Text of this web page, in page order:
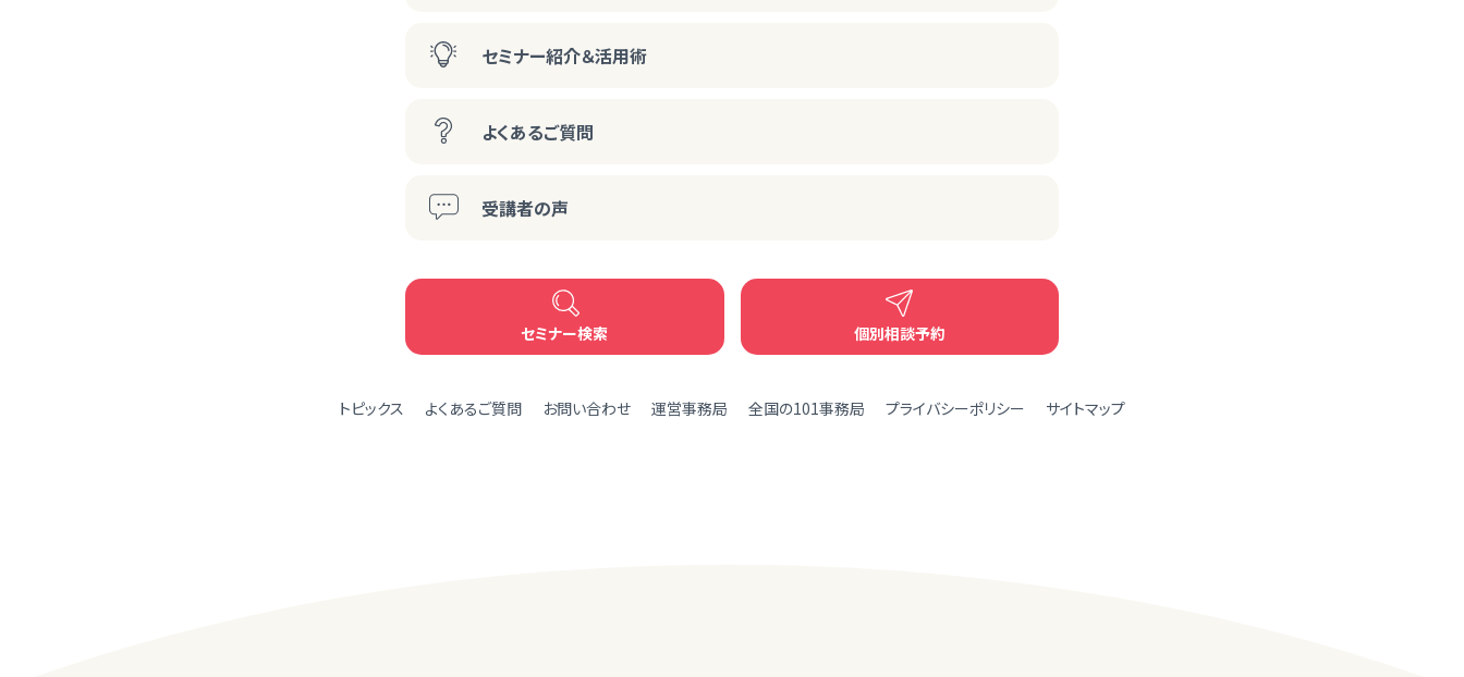
セミナー紹介＆活用術
よくあるご質問
受講者の声
セミナー検索 個別相談予約
トピックス よくあるご質問 お問い合わせ 運営事務局 全国の101事務局 プライバシーポリシー サイトマップ